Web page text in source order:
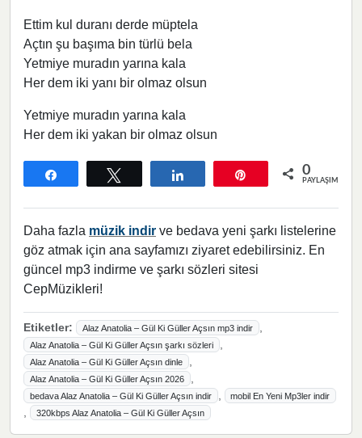
Ettim kul duranı derde müptela
Açtın şu başıma bin türlü bela
Yetmiye muradın yarına kala
Her dem iki yanı bir olmaz olsun
Yetmiye muradın yarına kala
Her dem iki yakan bir olmaz olsun
0
PAYLAŞIMLAR
Daha fazla müzik indir ve bedava yeni şarkı listelerine
göz atmak için ana sayfamızı ziyaret edebilirsiniz. En
güncel mp3 indirme ve şarkı sözleri sitesi
CepMüzikleri!
Etiketler: Alaz Anatolia – Gül Ki Güller Açsın mp3 indir
Alaz Anatolia – Gül Ki Güller Açsın şarkı sözleri
Alaz Anatolia – Gül Ki Güller Açsın dinle
Alaz Anatolia – Gül Ki Güller Açsın 2026
bedava Alaz Anatolia – Gül Ki Güller Açsın indir mobil En Yeni Mp3ler indir
320kbps Alaz Anatolia – Gül Ki Güller Açsın